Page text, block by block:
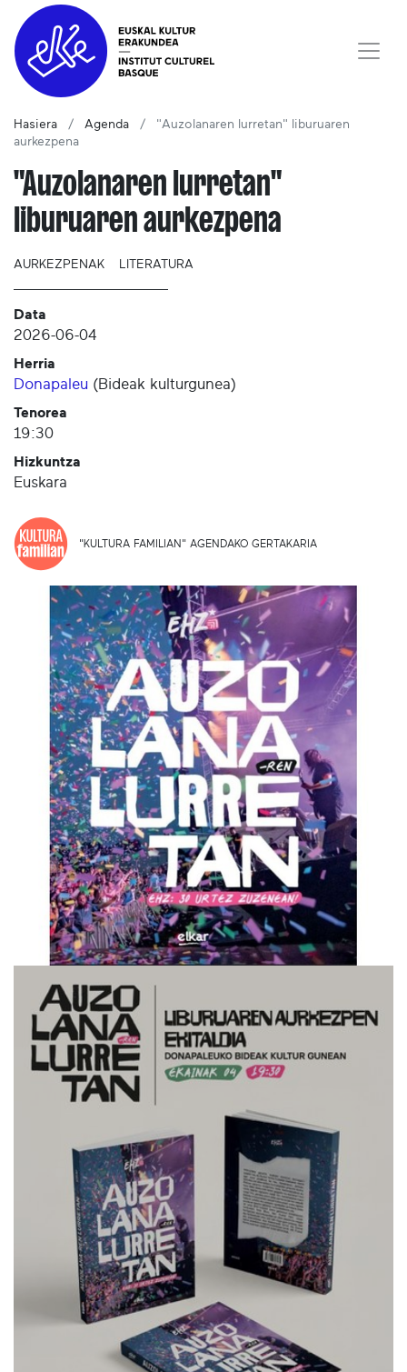
Hasiera Agenda
"Auzolanaren lurretan" liburuaren
aurkezpena
"Auzolanaren lurretan"
liburuaren aurkezpena
AURKEZPENAK LITERATURA
Data
2026-06-04
Herria
Donapaleu (Bideak kulturgunea)
Tenorea
19:30
Hizkuntza
Euskara
"KULTURA FAMILIAN" AGENDAKO GERTAKARIA